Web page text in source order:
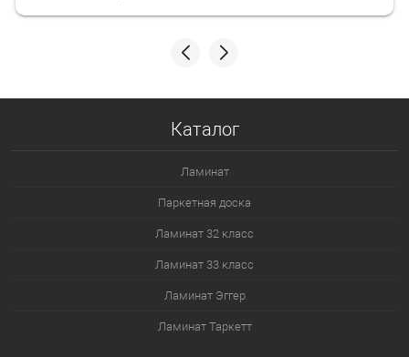
Каталог
Ламинат
Паркетная доска
Ламинат 32 класс
Ламинат 33 класс
Ламинат Эггер
Ламинат Таркетт